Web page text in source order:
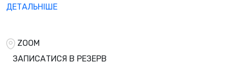
ДЕТАЛЬНІШЕ
ZOOM
ЗАПИСАТИСЯ В РЕЗЕРВ